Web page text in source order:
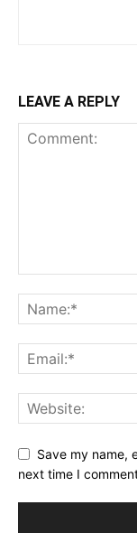
LEAVE A REPLY
Save my name,
next time I